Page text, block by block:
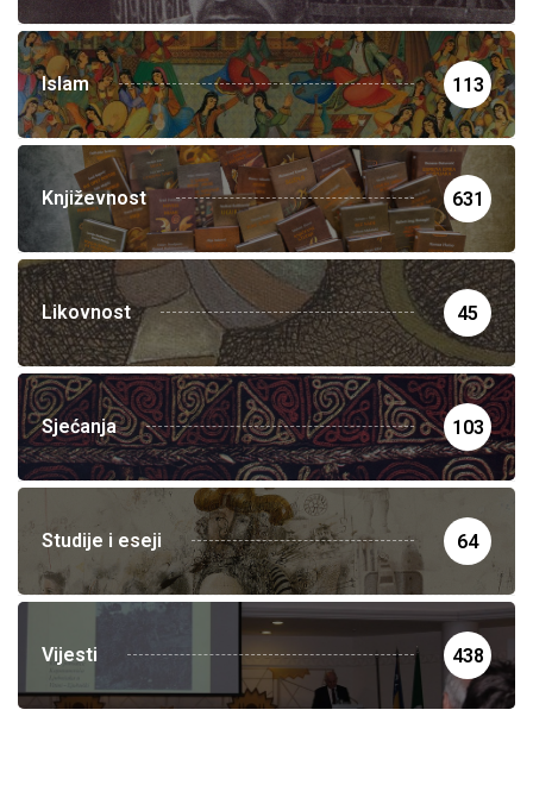
Islam 113
Književnost 631
Likovnost 45
Sjećanja 103
Studije i eseji 64
Vijesti 438